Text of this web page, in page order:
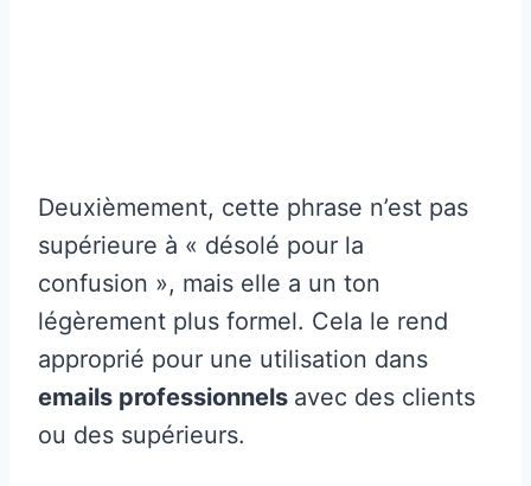
Deuxièmement, cette phrase n’est pas
supérieure à « désolé pour la
confusion », mais elle a un ton
légèrement plus formel. Cela le rend
approprié pour une utilisation dans
emails professionnels avec des clients
ou des supérieurs.